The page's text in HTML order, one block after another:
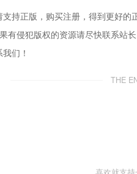
持正版，购买注册，得到更好的
有侵犯版权的资源请尽快联系站
们！
THE